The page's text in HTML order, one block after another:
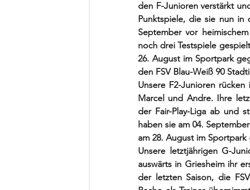
den F-Junioren verstärkt
Punktspiele, die sie nun in
September vor
noch drei Testspiele
26. August im Sportpark
den FSV Blau-Weiß 90
Unsere F2-Junioren
Marcel und Andre. Ihre
der Fair-Play-Liga ab und
haben sie am 04.
am 28. August im
Unsere letztjährigen G-
auswärts in Griesheim ihr
der letzten Saison, die